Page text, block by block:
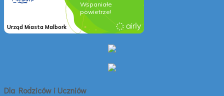
Dla Rodziców i Uczniów